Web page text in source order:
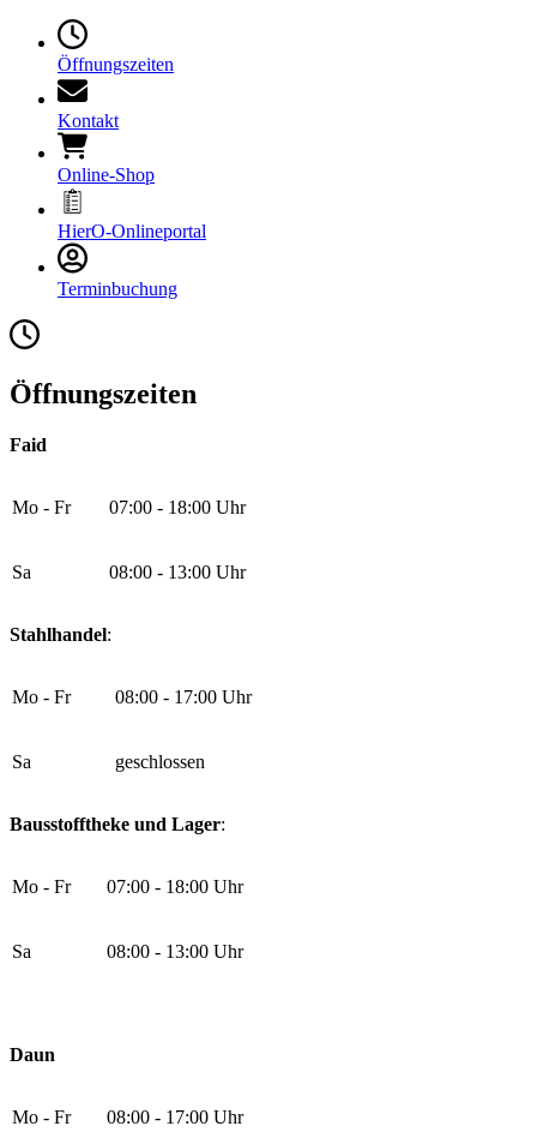
Öffnungszeiten
Kontakt
Online-Shop
HierO-Onlineportal
Terminbuchung
Öffnungszeiten
Faid
Mo - Fr 07:00 - 18:00 Uhr
Sa 08:00 - 13:00 Uhr
Stahlhandel:
Mo - Fr 08:00 - 17:00 Uhr
Sa geschlossen
Bausstofftheke und Lager:
Mo - Fr 07:00 - 18:00 Uhr
Sa 08:00 - 13:00 Uhr
Daun
Mo - Fr 08:00 - 17:00 Uhr